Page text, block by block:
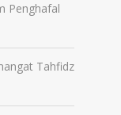
Penghafal
Tahfidz